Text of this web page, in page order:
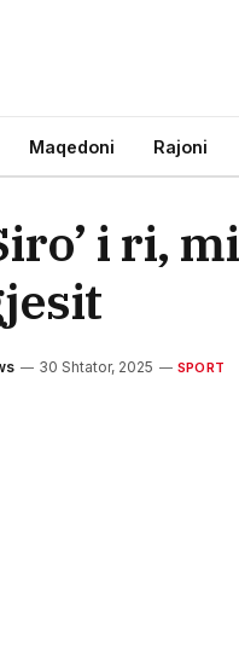
Maqedoni Rajoni
i ri,
30 Shtator, 2025 SPORT